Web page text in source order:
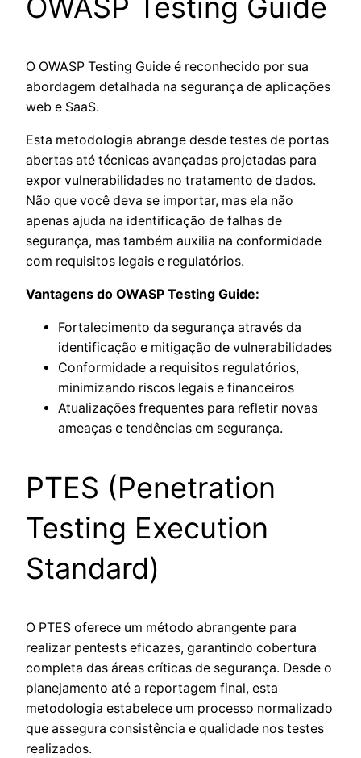
OWASP Testing Guide
O OWASP Testing Guide é reconhecido por sua
abordagem detalhada na segurança de aplicações
web e SaaS.
Esta metodologia abrange desde testes de portas
abertas até técnicas avançadas projetadas para
expor vulnerabilidades no tratamento de dados.
Não que você deva se importar, mas ela não
apenas ajuda na identificação de falhas de
segurança, mas também auxilia na conformidade
com requisitos legais e regulatórios.
Vantagens do OWASP Testing Guide:
Fortalecimento da segurança através da
identificação e mitigação de vulnerabilidades
Conformidade a requisitos regulatórios,
minimizando riscos legais e financeiros
Atualizações frequentes para refletir novas
ameaças e tendências em segurança.
PTES (Penetration
Testing Execution
Standard)
O PTES oferece um método abrangente para
realizar pentests eficazes, garantindo cobertura
completa das áreas críticas de segurança. Desde o
planejamento até a reportagem final, esta
metodologia estabelece um processo normalizado
que assegura consistência e qualidade nos testes
realizados.